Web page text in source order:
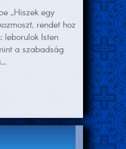
„Hiszek egy
rendet hoz
leborulok Isten
a szabadság